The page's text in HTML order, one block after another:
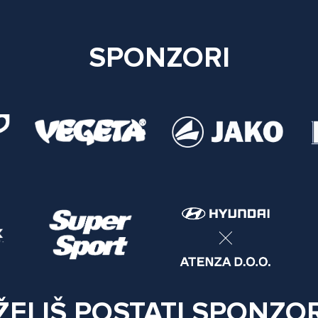
SPONZORI